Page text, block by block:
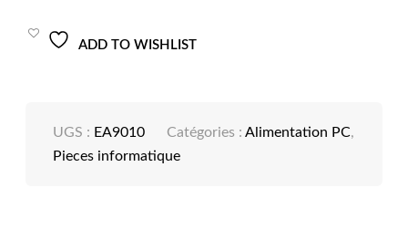
ADD TO WISHLIST
UGS : EA9010 Catégories :Alimentation PC,
Pieces informatique